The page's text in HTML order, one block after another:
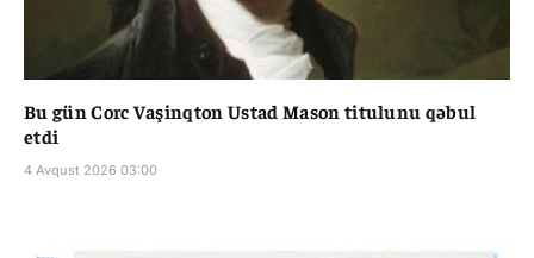
Bu gün Corc Vaşinqton Ustad Mason titulunu qəbul
etdi
4 Avqust 2026 03:00